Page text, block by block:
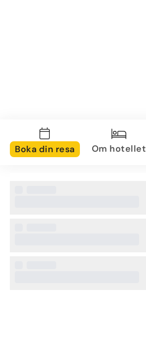
Boka din resa Om hotellet